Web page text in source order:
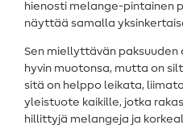
hienosti melange-pintainen
näyttää samalla
Sen miellyttävän paksuuden
hyvin muotonsa, mutta on
sitä on helppo leikata,
yleistuote kaikille, jotka
hillittyjä melangeja ja